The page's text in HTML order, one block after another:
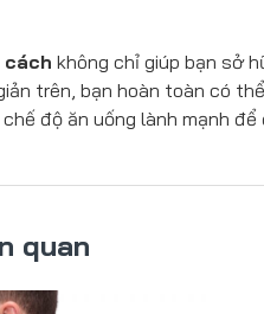
cách không chỉ giúp bạn sở
trên, bạn hoàn toàn có
độ ăn uống lành mạnh
quan